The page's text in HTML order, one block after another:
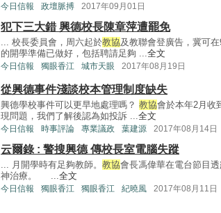
今日信報 政壇脈搏 2017年09月01日
犯下三大錯 興德校長陳章萍遭罷免
... 校長委員會，周六起於教協及教聯會登廣告，冀可
的開學準備已做好，包括聘請足夠 ...全文
今日信報 獨眼香江 城市天眼 2017年08月19日
從興德事件淺談校本管理制度缺失
興德學校事件可以更早地處理嗎？ 教協會於本年2月收
現問題，我們了解後認為如投訴 ...全文
今日信報 時事評論 專業議政 葉建源 2017年08月14日
云爾錄 : 警搜興德 傳校長室電腦失蹤
... 月開學時有足夠教師。 教協會長馮偉華在電台節目
神治療。 ...全文
今日信報 獨眼香江 獨眼香江 紀曉風 2017年08月11日